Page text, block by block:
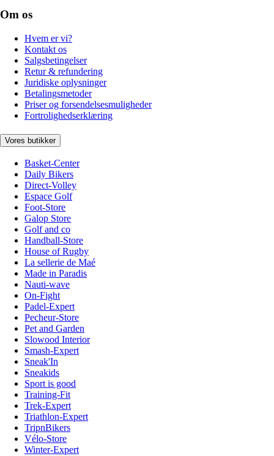
Om os
Hvem er vi?
Kontakt os
Salgsbetingelser
Retur & refundering
Juridiske oplysninger
Betalingsmetoder
Priser og forsendelsesmuligheder
Fortrolighedserklæring
Vores butikker
Basket-Center
Daily Bikers
Direct-Volley
Espace Golf
Foot-Store
Galop Store
Golf and co
Handball-Store
House of Rugby
La sellerie de Maé
Made in Paradis
Nauti-wave
On-Fight
Padel-Expert
Pecheur-Store
Pet and Garden
Slowood Interior
Smash-Expert
Sneak'In
Sneakids
Sport is good
Training-Fit
Trek-Expert
Triathlon-Expert
TripnBikers
Vélo-Store
Winter-Expert